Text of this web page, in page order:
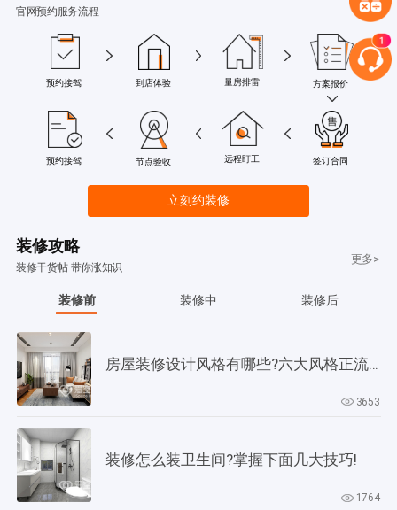
官网预约服务流程
预约接驾 到店体验 量房排雷 方案报价
预约接驾 节点验收 远程盯工 签订合同
立刻约装修
装修攻略
装修干货帖 带你涨知识
更多>
装修前 装修中 装修后
房屋装修设计风格有哪些?六大风格正流行!
3653
装修怎么装卫生间?掌握下面几大技巧!
1764